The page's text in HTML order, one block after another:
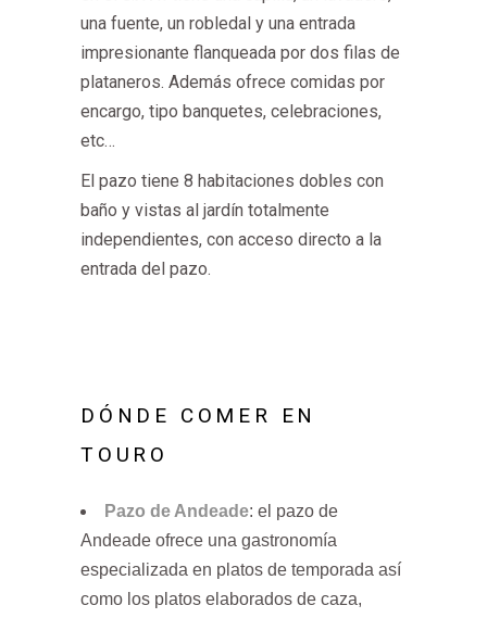
una fuente, un robledal y una entrada
impresionante flanqueada por dos filas de
plataneros. Además ofrece comidas por
encargo, tipo banquetes, celebraciones,
etc…
El pazo tiene 8 habitaciones dobles con
baño y vistas al jardín totalmente
independientes, con acceso directo a la
entrada del pazo.
DÓNDE COMER EN
TOURO
Pazo de Andeade: el pazo de
Andeade ofrece una gastronomía
especializada en platos de temporada así
como los platos elaborados de caza,